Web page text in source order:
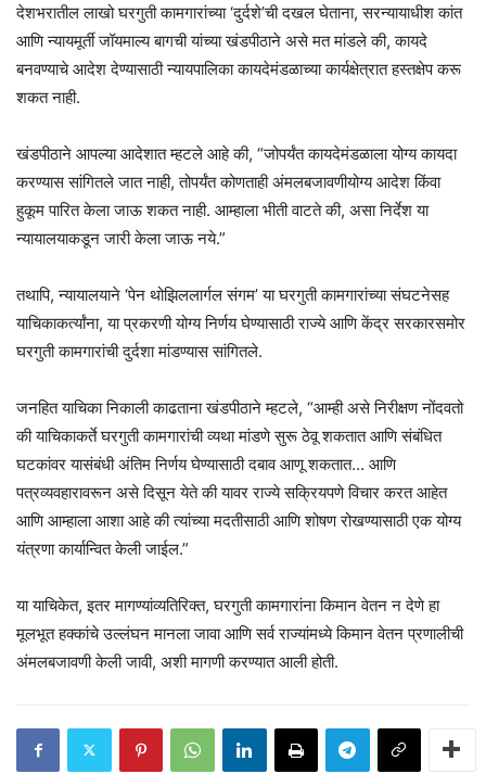
देशभरातील लाखो घरगुती कामगारांच्या ‘दुर्दशे’ची दखल घेताना, सरन्यायाधीश कांत
आणि न्यायमूर्ती जॉयमाल्य बागची यांच्या खंडपीठाने असे मत मांडले की, कायदे
बनवण्याचे आदेश देण्यासाठी न्यायपालिका कायदेमंडळाच्या कार्यक्षेत्रात हस्तक्षेप करू
शकत नाही.
खंडपीठाने आपल्या आदेशात म्हटले आहे की, “जोपर्यंत कायदेमंडळाला योग्य कायदा
करण्यास सांगितले जात नाही, तोपर्यंत कोणताही अंमलबजावणीयोग्य आदेश किंवा
हुकूम पारित केला जाऊ शकत नाही. आम्हाला भीती वाटते की, असा निर्देश या
न्यायालयाकडून जारी केला जाऊ नये.”
तथापि, न्यायालयाने ‘पेन थोझिललार्गल संगम’ या घरगुती कामगारांच्या संघटनेसह
याचिकाकर्त्यांना, या प्रकरणी योग्य निर्णय घेण्यासाठी राज्ये आणि केंद्र सरकारसमोर
घरगुती कामगारांची दुर्दशा मांडण्यास सांगितले.
जनहित याचिका निकाली काढताना खंडपीठाने म्हटले, “आम्ही असे निरीक्षण नोंदवतो
की याचिकाकर्ते घरगुती कामगारांची व्यथा मांडणे सुरू ठेवू शकतात आणि संबंधित
घटकांवर यासंबंधी अंतिम निर्णय घेण्यासाठी दबाव आणू शकतात… आणि
पत्रव्यवहारावरून असे दिसून येते की यावर राज्ये सक्रियपणे विचार करत आहेत
आणि आम्हाला आशा आहे की त्यांच्या मदतीसाठी आणि शोषण रोखण्यासाठी एक योग्य
यंत्रणा कार्यान्वित केली जाईल.”
या याचिकेत, इतर मागण्यांव्यतिरिक्त, घरगुती कामगारांना किमान वेतन न देणे हा
मूलभूत हक्कांचे उल्लंघन मानला जावा आणि सर्व राज्यांमध्ये किमान वेतन प्रणालीची
अंमलबजावणी केली जावी, अशी मागणी करण्यात आली होती.